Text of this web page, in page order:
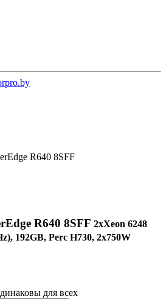
R640 8SFF
R640 8SFF 2xXeon 6248
192GB, Perc H730, 2x750W
для всех